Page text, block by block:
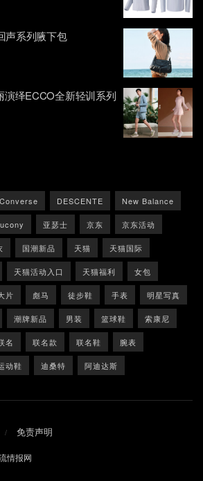
声系列腋下包
演绎ECCO全新轻训系列
Converse DESCENTE New Balance
亚瑟士 京东 京东活动
国潮新品 天猫 天猫国际
天猫活动入口 天猫福利 女包
片 彪马 徒步鞋 手表 明星写真
潮牌新品 男装 篮球鞋 索康尼
名 联名款 联名鞋 腕表
动鞋 迪桑特 阿迪达斯
免责声明
情报网